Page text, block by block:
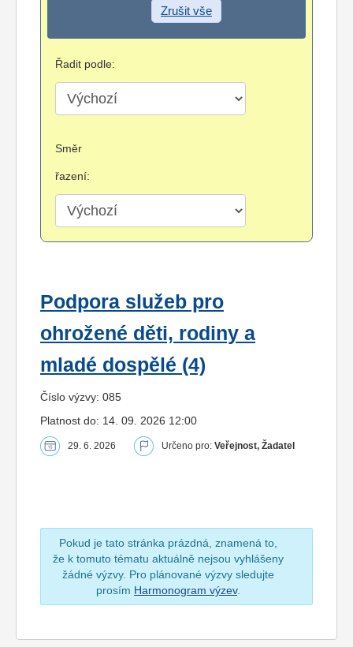
Zrušit vše
Řadit podle:
Směr
řazení:
Podpora služeb pro
ohrožené děti, rodiny a
mladé dospělé (4)
Číslo výzvy: 085
Platnost do: 14. 09. 2026 12:00
29. 6. 2026 Určeno pro: Veřejnost, Žadatel
Pokud je tato stránka prázdná, znamená to,
že k tomuto tématu aktuálně nejsou vyhlášeny
žádné výzvy. Pro plánované výzvy sledujte
prosím Harmonogram výzev.